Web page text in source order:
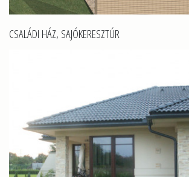
CSALÁDI HÁZ, SAJÓKERESZTÚR